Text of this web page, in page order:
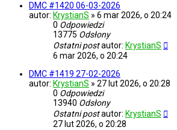
DMC #1420 06-03-2026
autor: KrystianS » 6 mar 2026, o 20:24
0 Odpowiedzi
13775 Odsłony
Ostatni postautor: KrystianS
6 mar 2026, o 20:24
DMC #1419 27-02-2026
autor: KrystianS » 27 lut 2026, o 20:28
0 Odpowiedzi
13940 Odsłony
Ostatni postautor: KrystianS
27 lut 2026, o 20:28